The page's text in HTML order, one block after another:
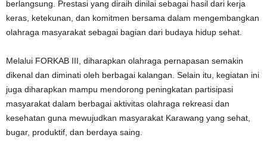
berlangsung. Prestasi yang diraih dinilai sebagai hasil dari kerja
keras, ketekunan, dan komitmen bersama dalam mengembangkan
olahraga masyarakat sebagai bagian dari budaya hidup sehat.
Melalui FORKAB III, diharapkan olahraga pernapasan semakin
dikenal dan diminati oleh berbagai kalangan. Selain itu, kegiatan ini
juga diharapkan mampu mendorong peningkatan partisipasi
masyarakat dalam berbagai aktivitas olahraga rekreasi dan
kesehatan guna mewujudkan masyarakat Karawang yang sehat,
bugar, produktif, dan berdaya saing.